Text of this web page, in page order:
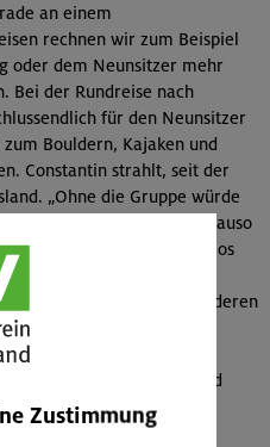
an einem
rechnen wir zum Beispiel
oder dem Neunsitzer mehr
Bei der Rundreise nach
für den Neunsitzer
Bouldern, Kajaken und
Constantin strahlt, seit der
„Ohne die Gruppe würde
Dass es den Kindern genauso
Gesichtern in den Videos
Rovinj, Segeln bis zur
Constantin und die anderen
Bildern und Videos
professioneller
„Das Fotografieren und
von mir“, sagt der
für den Alpenverein
Zustimmung